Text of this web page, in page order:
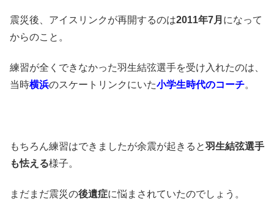
震災後、アイスリンクが再開するのは2011年7月 になって
からのこと。
練習が全くできなかった羽生結弦選手を受け入れたのは、
当時横浜のスケートリンクにいた小学生時代のコーチ。
もちろん練習はできましたが余震が起きると羽生結弦選手
も怯える様子。
まだまだ震災の後遺症に悩まされていたのでしょう。